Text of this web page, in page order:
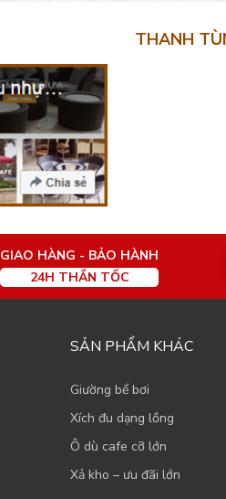
THANH
GIAO HÀNG - BẢO HÀNH
24H THẦN TỐC
SẢN PHẨM KHÁC
Giường bể bơi
Xích đu dạng lồng
Ô dù cafe cỡ lớn
Xả kho – ưu đãi lớn